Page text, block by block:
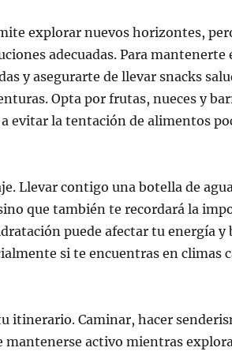
explorar nuevos horizontes,
adecuadas. Para mantenerte
y asegurarte de llevar snacks
Opta por frutas, nueces y
evitar la tentación de alimentos
Llevar contigo una botella de
que también te recordará la
puede afectar tu energía y
si te encuentras en climas
itinerario. Caminar, hacer
mantenerse activo mientras